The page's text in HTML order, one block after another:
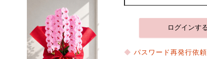
パスワード再発行依頼